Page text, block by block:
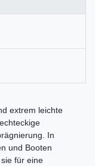
extrem leichte
In
und Booten
für eine